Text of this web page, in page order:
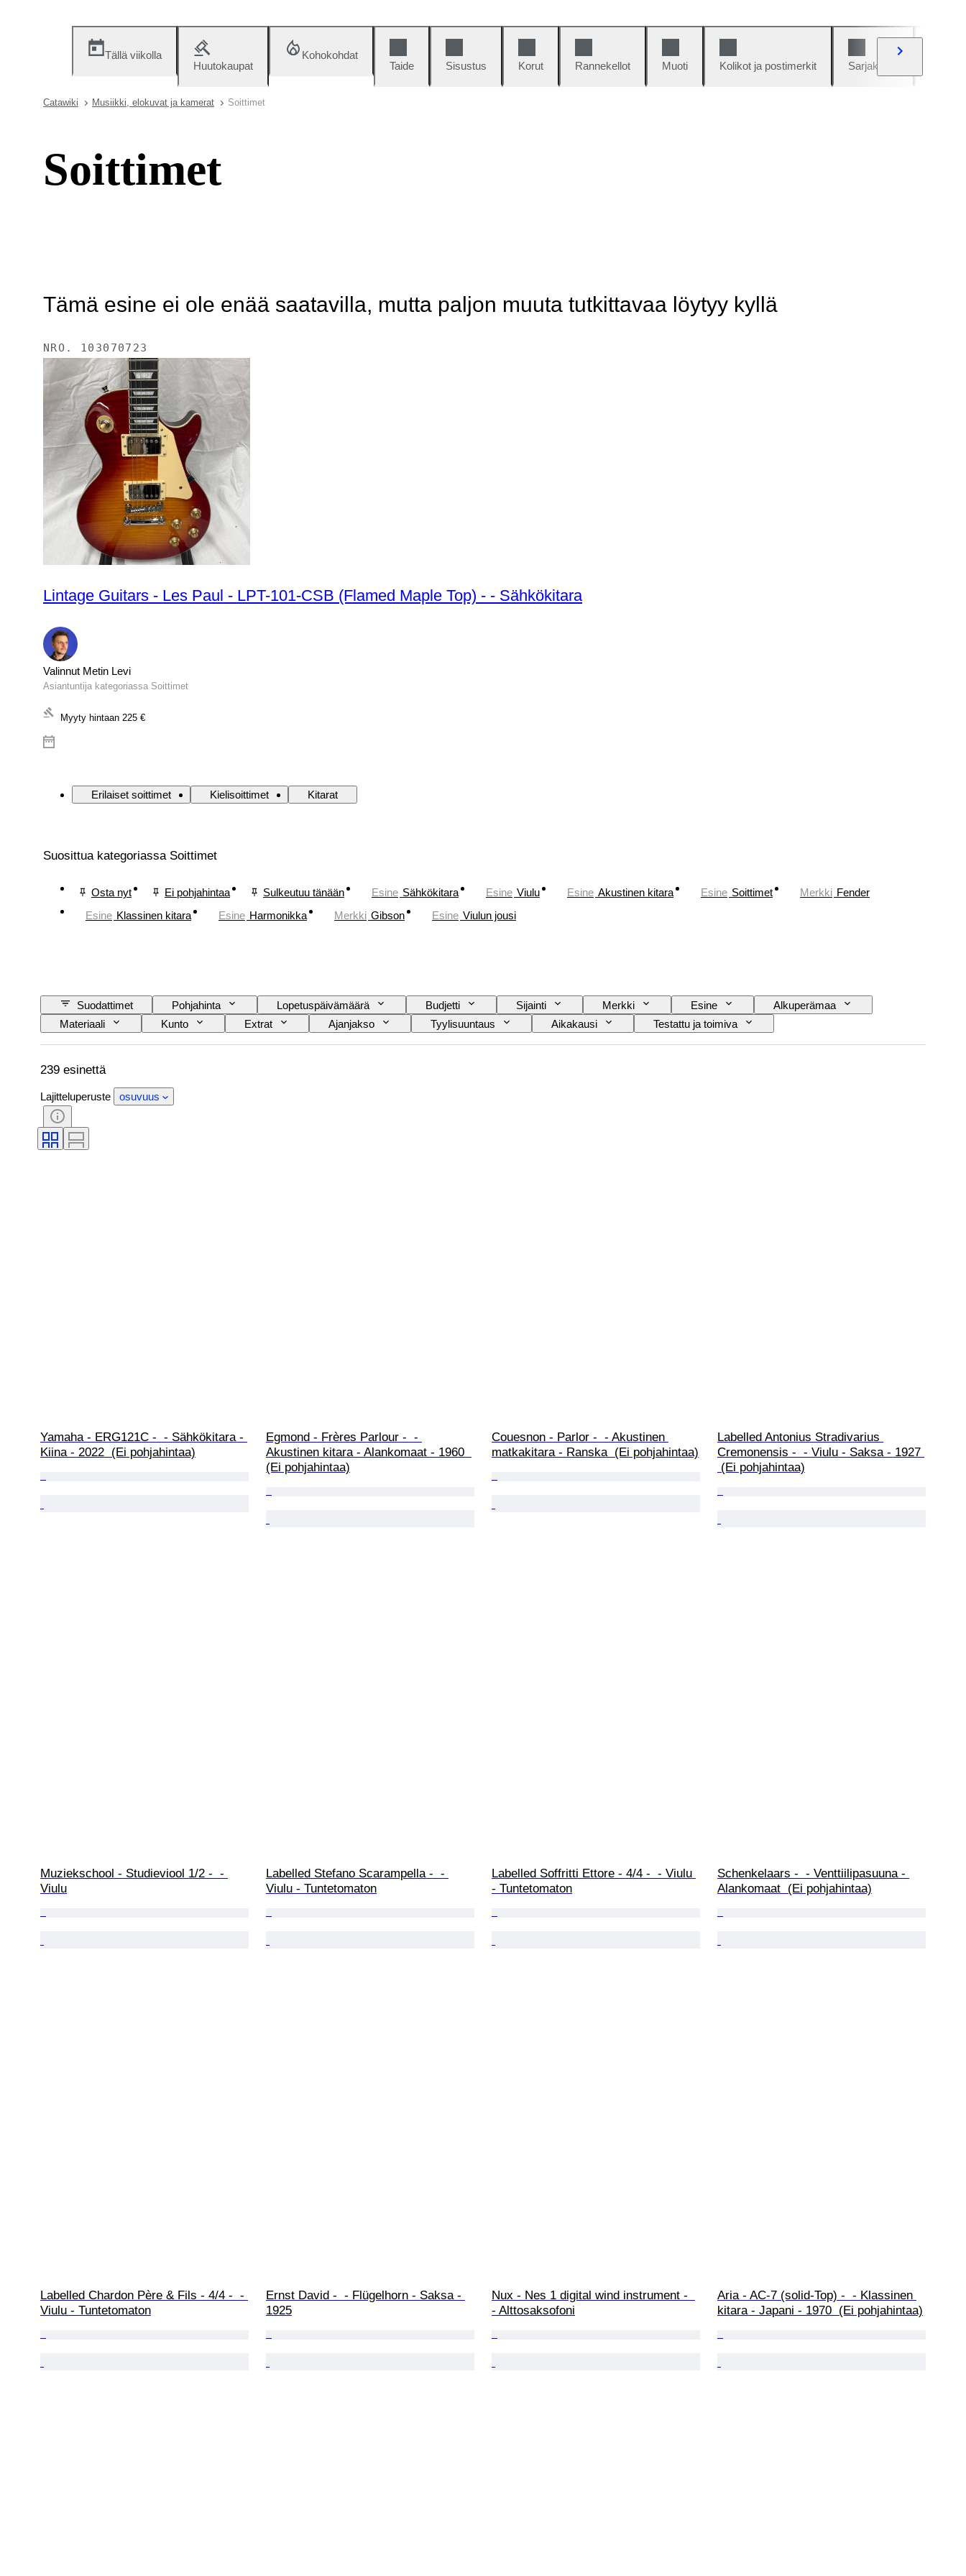
Tällä viikolla
Huutokaupat
Kohokohdat
Taide
Sisustus Korut Rannekellot Muoti Kolikot ja postimerkit Sarjakuvat
Catawiki Musiikki, elokuvat ja kamerat Soittimet
Soittimet
Tämä esine ei ole enää saatavilla, mutta paljon muuta tutkittavaa löytyy kyllä
NRO. 103070723
Lintage Guitars - Les Paul - LPT-101-CSB (Flamed Maple Top) - - Sähkökitara
Valinnut Metin Levi
Asiantuntija kategoriassa Soittimet
Myyty hintaan 225 €
Erilaiset soittimet Kielisoittimet Kitarat
Suosittua kategoriassa Soittimet
Osta nyt Ei pohjahintaa Sulkeutuu tänään Esine Sähkökitara Esine Viulu Esine Akustinen kitara Esine Soittimet Merkki Fender
Esine Klassinen kitara Esine Harmonikka Merkki Gibson Esine Viulun jousi
Suodattimet Pohjahinta Lopetuspäivämäärä Budjetti Sijainti Merkki Esine
Alkuperämaa
Materiaali
Kunto Extrat Ajanjakso Tyylisuuntaus Aikakausi Testattu ja toimiva
239 esinettä
Lajitteluperuste osuvuus
Yamaha - ERG121C -  - Sähkökitara -
Kiina - 2022  (Ei pohjahintaa)
Egmond - Frères Parlour -  -
Akustinen kitara - Alankomaat - 1960
(Ei pohjahintaa)
Couesnon - Parlor -  - Akustinen
matkakitara - Ranska  (Ei pohjahintaa)
Labelled Antonius Stradivarius
Cremonensis -  - Viulu - Saksa - 1927
(Ei pohjahintaa)
Muziekschool - Studieviool 1/2 -  -
Viulu
Labelled Stefano Scarampella -  -
Viulu - Tuntetomaton
Labelled Soffritti Ettore - 4/4 -  - Viulu
- Tuntetomaton
Schenkelaars -  - Venttiilipasuuna -
Alankomaat  (Ei pohjahintaa)
Labelled Chardon Père & Fils - 4/4 -  -
Viulu - Tuntetomaton
Ernst David -  - Flügelhorn - Saksa -
1925
Nux - Nes 1 digital wind instrument -
- Alttosaksofoni
Aria - AC-7 (solid-Top) -  - Klassinen
kitara - Japani - 1970  (Ei pohjahintaa)